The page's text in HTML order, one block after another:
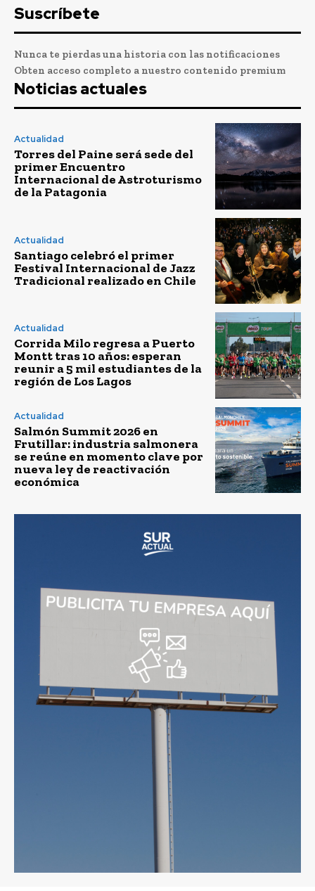
Suscríbete
Nunca te pierdas una historia con las notificaciones
Obten acceso completo a nuestro contenido premium
Noticias actuales
Actualidad
Torres del Paine será sede del
primer Encuentro
Internacional de Astroturismo
de la Patagonia
Actualidad
Santiago celebró el primer
Festival Internacional de Jazz
Tradicional realizado en Chile
Actualidad
Corrida Milo regresa a Puerto
Montt tras 10 años: esperan
reunir a 5 mil estudiantes de la
región de Los Lagos
Actualidad
Salmón Summit 2026 en
Frutillar: industria salmonera
se reúne en momento clave por
nueva ley de reactivación
económica